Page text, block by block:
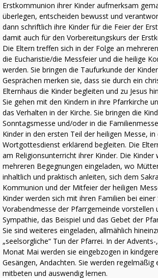
Erstkommunion ihrer Kinder aufmerksam
überlegen, entscheiden bewusst und
dann schriftlich ihre Kinder für die Feier der
damit auch für den Vorbereitungskurs der
Die Eltern treffen sich in der Folge an
die Eucharistie/die Messfeier und die heilige
werden. Sie bringen die Taufurkunde der
Gesprächen merken sie, dass sie durch ein
Elternhaus die Kinder begleiten und zu Jesus
Sie gehen mit den Kindern in ihre Pfarrkirche
das Verhalten in der Kirche. Sie bringen die
Sonntagsmesse und/oder in die
Kinder in den ersten Teil der heiligen Messe, in
Wortgottesdienst erklärend begleiten. Die
am Religionsunterricht ihrer Kinder. Die Kinder
mehreren Begegnungen eingeladen, wo
inhaltlich und praktisch anleiten, sich dem
Kommunion und der Mitfeier der heiligen
Kinder werden sich mit ihren Familien bei einer
Vorabendmesse der Pfarrgemeinde vorstellen
Sympathie, das Beispiel und das Gebet der
Sie sind weiteres eingeladen, allmählich
„seelsorgliche“ Tun der Pfarrei. In der
Monat Mai werden sie eingebzogen in
Gesängen, Andachten. Sie werden regelmäßig
mitbeten und auswendig lernen.